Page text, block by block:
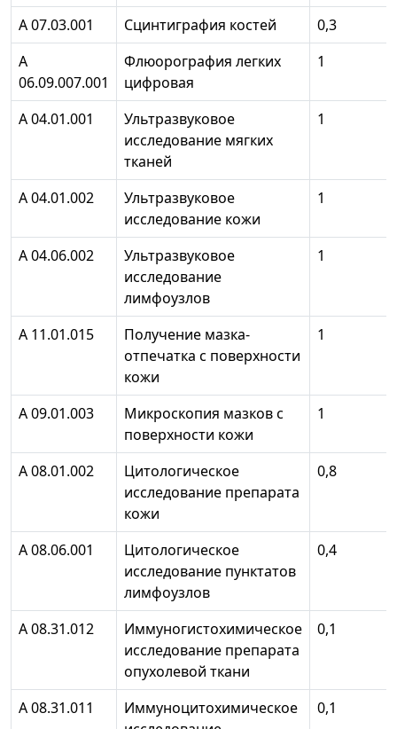
А 07.03.001 Сцинтиграфия костей
0,3
А
06.09.007.001
Флюорография легких
цифровая
1
А 04.01.001
Ультразвуковое
исследование мягких
тканей
1
А 04.01.002
Ультразвуковое
исследование кожи
1
А 04.06.002
Ультразвуковое
исследование
лимфоузлов
1
А 11.01.015
Получение мазка-
отпечатка с поверхности
кожи
1
А 09.01.003
Микроскопия мазков с
поверхности кожи
1
А 08.01.002
Цитологическое
исследование препарата
кожи
0,8
А 08.06.001
Цитологическое
исследование пунктатов
лимфоузлов
0,4
А 08.31.012
Иммуногистохимическое
исследование препарата
опухолевой ткани
0,1
А 08.31.011
Иммуноцитохимическое
0,1